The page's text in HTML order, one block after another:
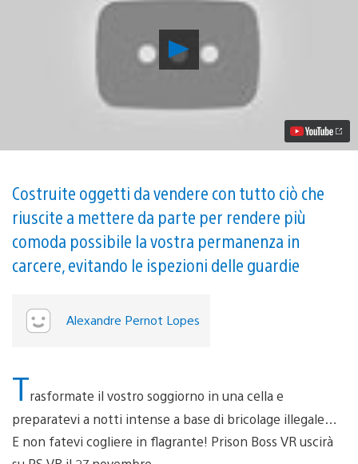
Riproduci
video
Costruite
i
Move
in
Prison
Boss
VR,
in
uscita
dicembre
Costruite oggetti da vendere con tutto ciò che
riuscite a mettere da parte per rendere più
comoda possibile la vostra permanenza in
carcere, evitando le ispezioni delle guardie
Alexandre Pernot Lopes
Trasformate il vostro soggiorno in una cella e
preparatevi a notti intense a base di bricolage illegale…
E non fatevi cogliere in flagrante! Prison Boss VR uscirà